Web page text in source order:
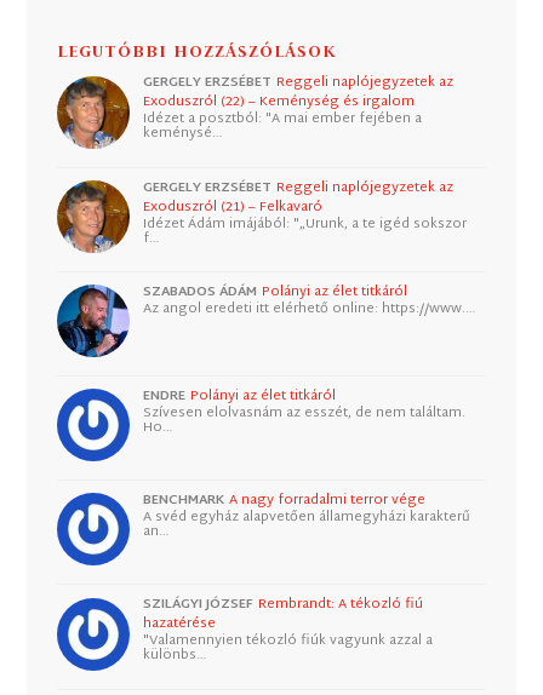
LEGUTÓBBI HOZZÁSZÓLÁSOK
GERGELY ERZSÉBET Reggeli naplójegyzetek az
Exoduszról (22) – Keménység és irgalom
Idézet a posztból: "A mai ember fejében a
keménysé…
GERGELY ERZSÉBET Reggeli naplójegyzetek az
Exoduszról (21) – Felkavaró
Idézet Ádám imájából: "„Urunk, a te igéd sokszor
f…
SZABADOS ÁDÁM Polányi az élet titkáról
Az angol eredeti itt elérhető online: https://www.…
ENDRE Polányi az élet titkáról
Szívesen elolvasnám az esszét, de nem találtam.
Ho…
BENCHMARK A nagy forradalmi terror vége
A svéd egyház alapvetően államegyházi karakterű
an…
SZILÁGYI JÓZSEF Rembrandt: A tékozló fiú
hazatérése
"Valamennyien tékozló fiúk vagyunk azzal a
különbs…